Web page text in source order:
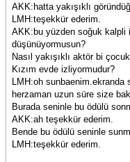
AKK:hatta yakışıklı
LMH:teşekkür ederim.
AKK:bu yüzden soğuk kalpli
düşünüyormusun?
Nasıl yakışıklı aktör bi
Kızım evde izliyormudur?
LMH:oh sunbaenim.ekranda
herzaman uzun süre size
Burada seninle bu ödülü
AKK:ah teşekkür ederim.
Bende bu ödülü seninle
LMH:teşekkür ederim.